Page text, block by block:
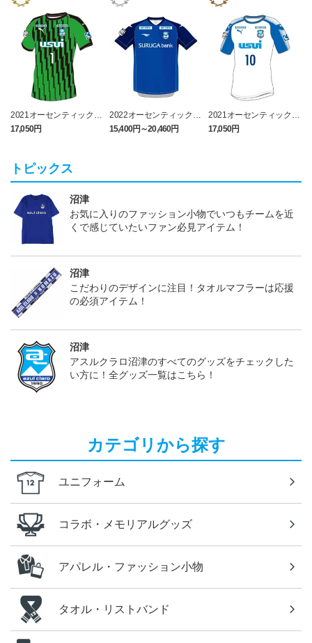
2021オーセンティックユ
ニフォーム GK（ナンバ
ーのみ）
17,050円
2022オーセンティックユ
ニフォーム FP 1st
15,400円～20,460円
2021オーセンティックユ
ニフォーム 2nd（ナンバ
ーのみ）
17,050円
トピックス
沼津
お気に入りのファッション小物でいつもチームを近
くで感じていたいファン必見アイテム！
沼津
こだわりのデザインに注目！タオルマフラーは応援
の必須アイテム！
沼津
アスルクラロ沼津のすべてのグッズをチェックした
い方に！全グッズ一覧はこちら！
カテゴリから探す
ユニフォーム
コラボ・メモリアルグッズ
アパレル・ファッション小物
タオル・リストバンド